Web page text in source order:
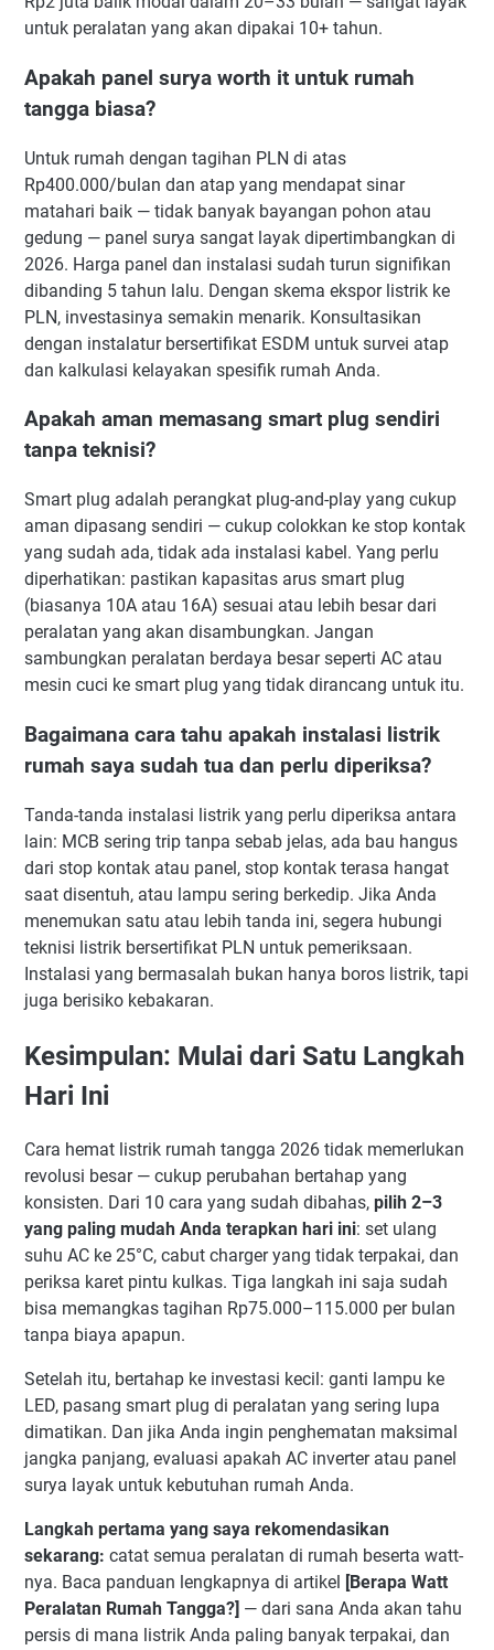
untuk peralatan yang akan dipakai 10+ tahun.
Apakah panel surya worth it untuk rumah
tangga biasa?
Untuk rumah dengan tagihan PLN di atas
Rp400.000/bulan dan atap yang mendapat sinar
matahari baik — tidak banyak bayangan pohon atau
gedung — panel surya sangat layak dipertimbangkan di
2026. Harga panel dan instalasi sudah turun signifikan
dibanding 5 tahun lalu. Dengan skema ekspor listrik ke
PLN, investasinya semakin menarik. Konsultasikan
dengan instalatur bersertifikat ESDM untuk survei atap
dan kalkulasi kelayakan spesifik rumah Anda.
Apakah aman memasang smart plug sendiri
tanpa teknisi?
Smart plug adalah perangkat plug-and-play yang cukup
aman dipasang sendiri — cukup colokkan ke stop kontak
yang sudah ada, tidak ada instalasi kabel. Yang perlu
diperhatikan: pastikan kapasitas arus smart plug
(biasanya 10A atau 16A) sesuai atau lebih besar dari
peralatan yang akan disambungkan. Jangan
sambungkan peralatan berdaya besar seperti AC atau
mesin cuci ke smart plug yang tidak dirancang untuk itu.
Bagaimana cara tahu apakah instalasi listrik
rumah saya sudah tua dan perlu diperiksa?
Tanda-tanda instalasi listrik yang perlu diperiksa antara
lain: MCB sering trip tanpa sebab jelas, ada bau hangus
dari stop kontak atau panel, stop kontak terasa hangat
saat disentuh, atau lampu sering berkedip. Jika Anda
menemukan satu atau lebih tanda ini, segera hubungi
teknisi listrik bersertifikat PLN untuk pemeriksaan.
Instalasi yang bermasalah bukan hanya boros listrik, tapi
juga berisiko kebakaran.
Kesimpulan: Mulai dari Satu Langkah
Hari Ini
Cara hemat listrik rumah tangga 2026 tidak memerlukan
revolusi besar — cukup perubahan bertahap yang
konsisten. Dari 10 cara yang sudah dibahas, pilih 2–3
yang paling mudah Anda terapkan hari ini: set ulang
suhu AC ke 25°C, cabut charger yang tidak terpakai, dan
periksa karet pintu kulkas. Tiga langkah ini saja sudah
bisa memangkas tagihan Rp75.000–115.000 per bulan
tanpa biaya apapun.
Setelah itu, bertahap ke investasi kecil: ganti lampu ke
LED, pasang smart plug di peralatan yang sering lupa
dimatikan. Dan jika Anda ingin penghematan maksimal
jangka panjang, evaluasi apakah AC inverter atau panel
surya layak untuk kebutuhan rumah Anda.
Langkah pertama yang saya rekomendasikan
sekarang: catat semua peralatan di rumah beserta watt-
nya. Baca panduan lengkapnya di artikel [Berapa Watt
Peralatan Rumah Tangga?] — dari sana Anda akan tahu
persis di mana listrik Anda paling banyak terpakai, dan